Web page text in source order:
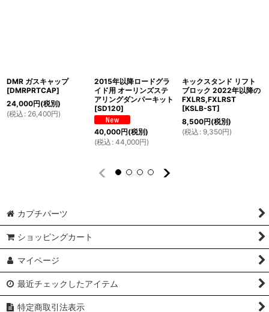
DMR ガスキャップ
[DMRPRTCAP]
24,000円(税別)
(税込 : 26,400円)
2015年以降ロードグラ
イド用 オーリンズステ
アリングダンパーキット
[SD120]
40,000円(税別)
(税込 : 44,000円)
キックスタンド リフト
ブロック 2022年以降の
FXLRS,FXLRST
[KSLB-ST]
8,500円(税別)
(税込 : 9,350円)
カプチパーツ
ショッピングカート
マイページ
最近チェックしたアイテム
特定商取引法表示